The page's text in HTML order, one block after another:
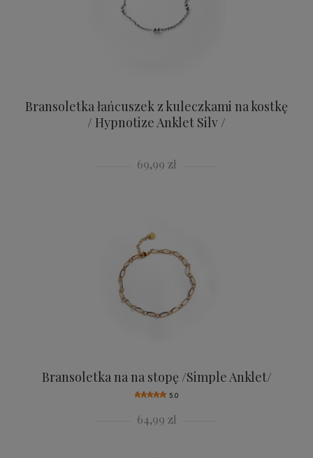
Bransoletka łańcuszek z kuleczkami na kostkę
/ Hypnotize Anklet Silv /
69,99 zł
Bransoletka na na stopę /Simple Anklet/
5.0
64,99 zł